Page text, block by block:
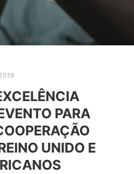
PARA
UNIDO E